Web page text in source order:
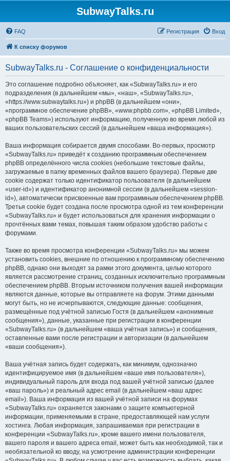
SubwayTalks.ru
FAQ Вход
Регистрация
К списку форумов
SubwayTalks.ru - Соглашение о конфиденциальности
Это соглашение подробно объясняет, как «SubwayTalks.ru» и его
подразделения (в дальнейшем «мы», «наш», «SubwayTalks.ru»,
«https://www.subwaytalks.ru») и phpBB (в дальнейшем «они»,
«программное обеспечение phpBB», «www.phpbb.com», «phpBB Limited»,
«phpBB Teams») используют информацию, полученную во время любой из
ваших пользовательских сессий (в дальнейшем «ваша информация»).
Ваша информация собирается двумя способами. Во-первых, просмотр
«SubwayTalks.ru» приведёт к созданию программным обеспечением
phpBB определённого числа cookies (небольшие текстовые файлы,
загружаемые в папку временных файлов вашего браузера). Первые две
cookie содержат только идентификатор пользователя (в дальнейшем
«user-id») и идентификатор анонимной сессии (в дальнейшем «session-
id»), автоматически присвоенные вам программным обеспечением phpBB.
Третья cookie будет создана после просмотра одной из тем конференции
«SubwayTalks.ru» и будет использоваться для хранения информации о
прочтённых вами темах, повышая таким образом удобство работы с
форумами.
Также во время просмотра конференции «SubwayTalks.ru» мы можем
установить cookies, внешние по отношению к программному обеспечению
phpBB, однако они выходят за рамки этого документа, целью которого
является рассмотрение страниц, созданных исключительно программным
обеспечением phpBB. Вторым источником получения вашей информации
являются данные, которые вы отправляете на форум. Этими данными
могут быть, но не исчерпываются, следующие данные: сообщения,
размещённые под учётной записью Гостя (в дальнейшем «анонимные
сообщения»), данные, указанные при регистрации в конференции
«SubwayTalks.ru» (в дальнейшем «ваша учётная запись») и сообщения,
оставленные вами после регистрации и авторизации (в дальнейшем
«ваши сообщения»).
Ваша учётная запись будет содержать, как минимум, однозначно
идентифицируемое имя (в дальнейшем «ваше имя пользователя»),
индивидуальный пароль для входа под вашей учётной записью (далее
«ваш пароль») и реальный адрес email (в дальнейшем «ваш адрес
email»). Ваша информация из вашей учётной записи на форумах
«SubwayTalks.ru» охраняется законами о защите компьютерной
информации, применяемыми в стране, предоставляющей нам услуги
хостинга. Любая информация, запрашиваемая при регистрации в
конференции «SubwayTalks.ru», кроме вашего имени пользователя,
вашего пароля и вашего адреса email, может быть как необходимой, так и
необязательной ко вводу, на усмотрение администрации конференции